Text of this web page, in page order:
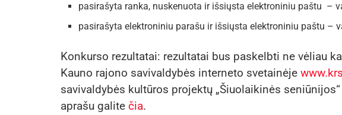
pasirašyta ranka, nuskenuota ir išsiųsta elektroniniu paštu –
pasirašyta elektroniniu parašu ir išsiųsta elektroniniu paštu –
Konkurso rezultatai: rezultatai bus paskelbti ne vėliau
Kauno rajono savivaldybės interneto svetainėje
savivaldybės kultūros projektų „Šiuolaikinės
aprašu galite čia.